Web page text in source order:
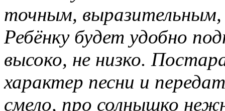
точным, выразительным,
Ребёнку будет удобно
высоко, не низко.
характер песни и
смело, про солнышко